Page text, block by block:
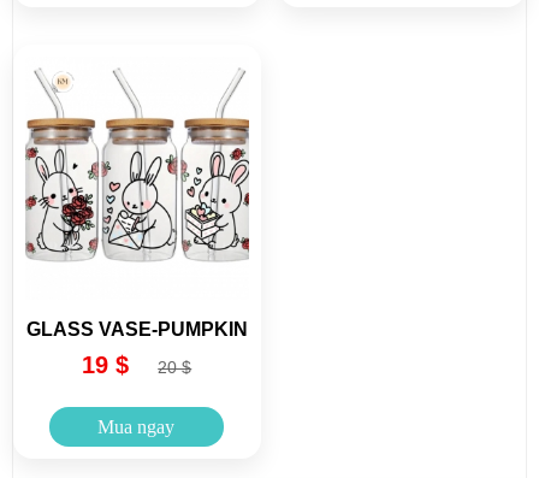
GLASS VASE-PUMPKIN
19 $ 20 $
Mua ngay